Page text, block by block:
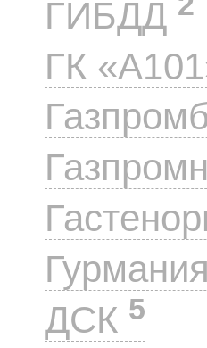
ГИБДД
ГК
Гурмания
ДСК 5